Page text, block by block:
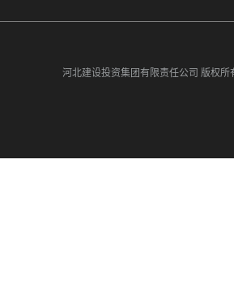
河北建设投资集团有限责任公司 版权所